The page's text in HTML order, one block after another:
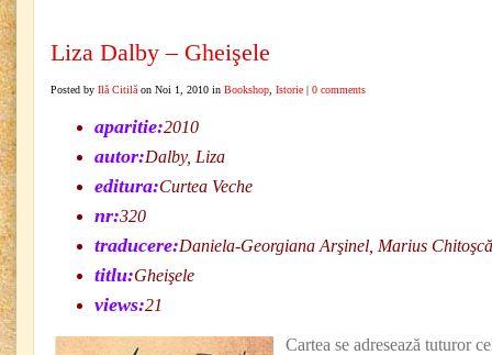
Liza Dalby – Gheişele
Posted by Ilă Citilă on Noi 1, 2010 in Bookshop Istorie | 0 comments
aparitie:2010
autor:Dalby, Liza
editura:Curtea Veche
nr:320
traducere:Daniela-Georgiana Arşinel, Marius Chitoşcă
titlu:Gheişele
views:21
Cartea se adresează tuturor